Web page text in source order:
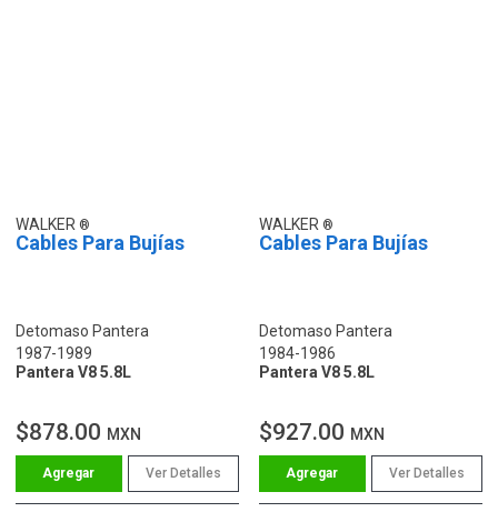
WALKER
Cables Para Bujías
Detomaso Pantera
1987-1989
Pantera V8 5.8L
$878.00 MXN
Ver Detalles
WALKER
Cables Para Bujías
Detomaso Pantera
1984-1986
Pantera V8 5.8L
$927.00 MXN
Ver Detalles